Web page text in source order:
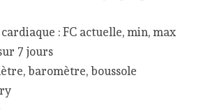
: FC actuelle, min, max
7 jours
baromètre, boussole